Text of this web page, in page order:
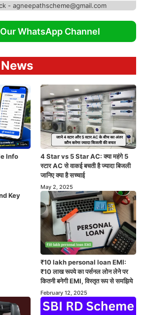
- agneepathscheme@gmail.com
WhatsApp Channel
Info
4 Star vs 5 Star AC: क्या महंगे 5
स्टार AC से वाकई बचती है ज्यादा बिजली
जानिए क्या है सच्चाई
May 2, 2025
Key
₹10 lakh personal loan EMI:
₹10 लाख रूपये का पर्सनल लोन लेने पर
कितनी बनेगी EMI, विस्तृत रूप से समझिये
February 12, 2025